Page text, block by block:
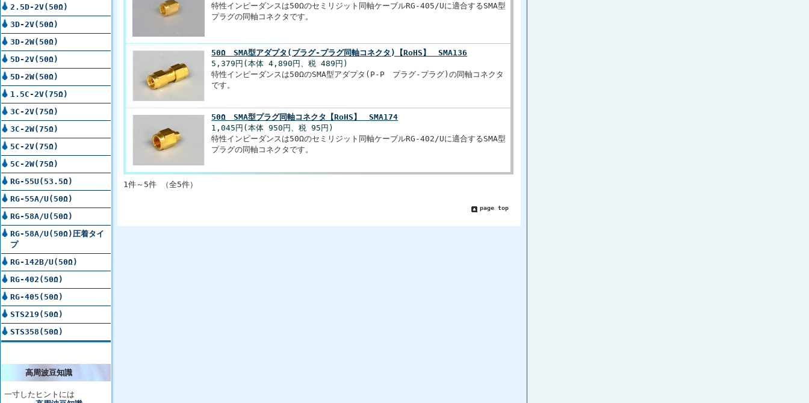
2.5D-2V(50Ω)
3D-2V(50Ω)
3D-2W(50Ω)
5D-2V(50Ω)
5D-2W(50Ω)
1.5C-2V(75Ω)
3C-2V(75Ω)
3C-2W(75Ω)
5C-2V(75Ω)
5C-2W(75Ω)
RG-55U(53.5Ω)
RG-55A/U(50Ω)
RG-58A/U(50Ω)
RG-58A/U(50Ω)圧着タイ
プ
RG-142B/U(50Ω)
RG-402(50Ω)
RG-405(50Ω)
STS219(50Ω)
STS358(50Ω)
高周波豆知識
一寸したヒントには
特性インピーダンスは50Ωのセミリジット同軸ケーブルRG-405/Uに適合するSMA型
プラグの同軸コネクタです。
50Ω SMA型アダプタ(プラグ-プラグ同軸コネクタ)【RoHS】 SMA136
5,379円(本体 4,890円、税 489円)
特性インピーダンスは50ΩのSMA型アダプタ(P-P プラグ-プラグ)の同軸コネクタ
です。
50Ω SMA型プラグ同軸コネクタ【RoHS】 SMA174
1,045円(本体 950円、税 95円)
特性インピーダンスは50Ωのセミリジット同軸ケーブルRG-402/Uに適合するSMA型
プラグの同軸コネクタです。
1件～5件 （全5件）
page top